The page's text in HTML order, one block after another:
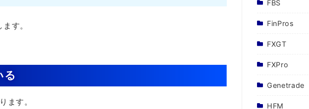
す。
ます。
FBS
FinPros
FXGT
FXPro
Genetrade
HFM